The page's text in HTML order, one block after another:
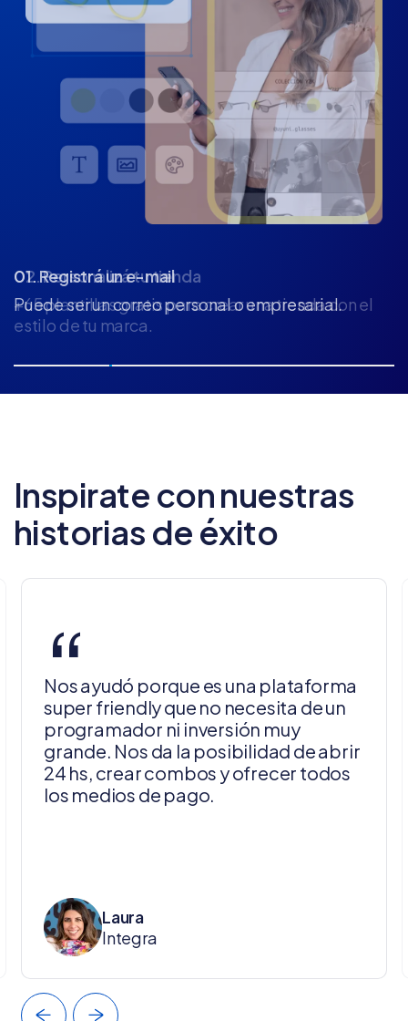
02. Personalizá tu tienda
+65 plantillas gratis para crear una tienda con el
estilo de tu marca.
Inspirate con nuestras
historias de éxito
“
Nos ayudó porque es una plataforma
super friendly que no necesita de un
programador ni inversión muy
grande. Nos da la posibilidad de abrir
24 hs, crear combos y ofrecer todos
los medios de pago.
Laura
Integra